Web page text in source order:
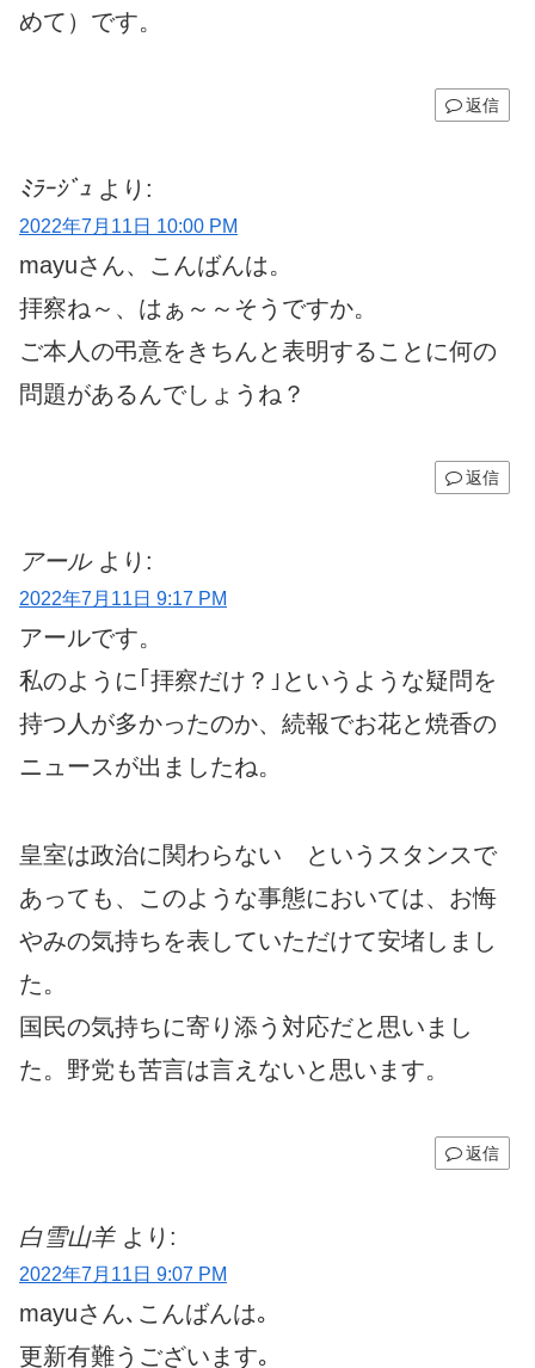
めて）です。
返信
ﾐﾗｰｼﾞｭ より:
2022年7月11日 10:00 PM
mayuさん、こんばんは。
拝察ね～、はぁ～～そうですか。
ご本人の弔意をきちんと表明することに何の
問題があるんでしょうね？
返信
アール より:
2022年7月11日 9:17 PM
アールです。
私のように｢拝察だけ？｣というような疑問を
持つ人が多かったのか、続報でお花と焼香の
ニュースが出ましたね。
皇室は政治に関わらない というスタンスで
あっても、このような事態においては、お悔
やみの気持ちを表していただけて安堵しまし
た。
国民の気持ちに寄り添う対応だと思いまし
た。野党も苦言は言えないと思います。
返信
白雪山羊 より:
2022年7月11日 9:07 PM
mayuさん､こんばんは｡
更新有難うございます｡